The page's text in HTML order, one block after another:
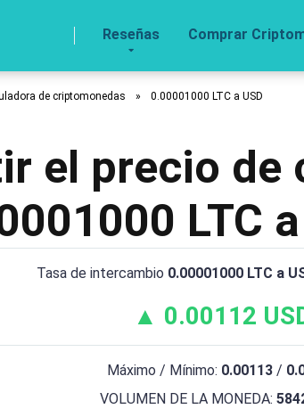
Reseñas Comprar
de criptomonedas » 0.00001000 LTC a USD
el precio de
LTC
Tasa de intercambio 0.00001000 LTC a
▲ 0.00112
Máximo / Mínimo: 0.00113/
VOLUMEN DE LA MONEDA: